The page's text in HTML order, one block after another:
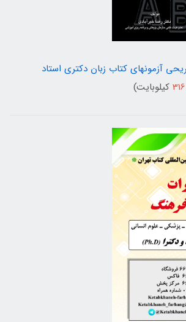
آزمونهای کتاب زبان دکتری استاد
316 کیلوبایت)